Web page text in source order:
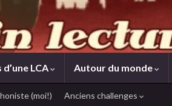
LCA Autour du monde
(moi!) Anciens challenges